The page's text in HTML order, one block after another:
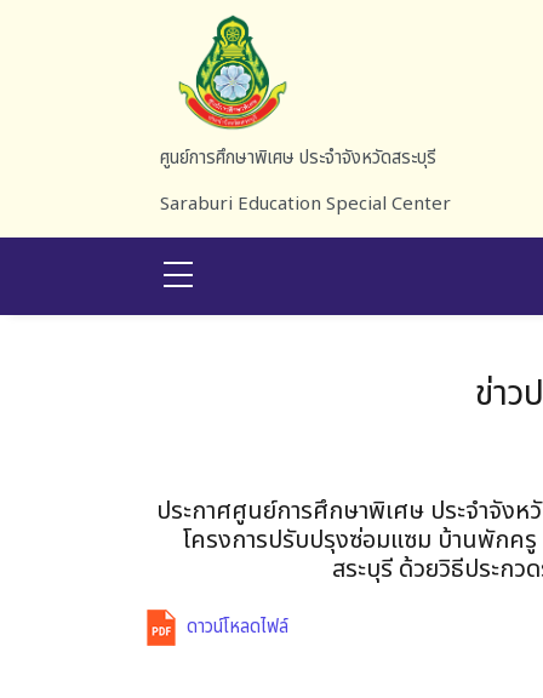
ศูนย์การศึกษาพิเศษ ประจำจังหวัดสระบุรี
Saraburi Education Special Center
ข่าว
ประกาศศูนย์การศึกษาพิเศษ ประจำจังห
โครงการปรับปรุงซ่อมแซม บ้านพักค
สระบุรี ด้วยวิธีประก
ดาวน์โหลดไฟล์